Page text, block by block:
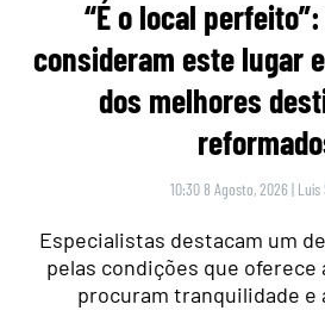
“É o local
consideram este lugar
dos melhores
10:30 8 Agosto, 2026 | Luís
Especialistas destacam um
pelas condições que oferece
procuram tranquilidade e